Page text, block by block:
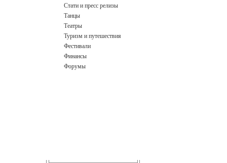
Стати и пресс релизы
Танцы
Театры
Туризм и путешествия
Фестивали
Финансы
Форумы